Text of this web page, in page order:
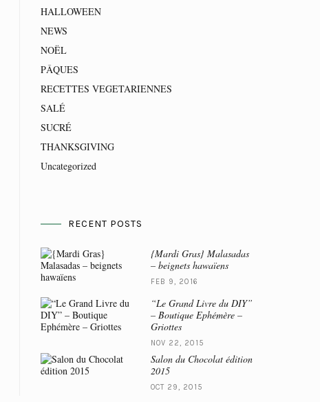
HALLOWEEN
NEWS
NOËL
PÂQUES
RECETTES VEGETARIENNES
SALÉ
SUCRÉ
THANKSGIVING
Uncategorized
RECENT POSTS
{Mardi Gras} Malasadas
– beignets hawaïens
FEB 9, 2016
“Le Grand Livre du DIY”
– Boutique Ephémère –
Griottes
NOV 22, 2015
Salon du Chocolat édition
2015
OCT 29, 2015